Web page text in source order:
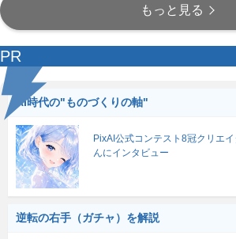
もっと見る
PR
AI時代の"ものづくりの軸"
PixAI公式コンテスト8冠クリエ
んにインタビュー
逆転の右手（ガチャ）を解説